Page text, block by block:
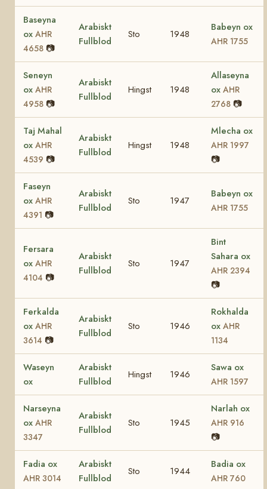
Baseyna
ox AHR
4658 📷
Arabiskt
Fullblod
Sto 1948
Babeyn ox
AHR 1755
Seneyn
ox AHR
4958 📷
Arabiskt
Fullblod
Hingst 1948
Allaseyna
ox AHR
2768 📷
Taj Mahal
ox AHR
4539 📷
Arabiskt
Fullblod
Hingst 1948
Mlecha ox
AHR 1997
📷
Faseyn
ox AHR
4391 📷
Arabiskt
Fullblod
Sto 1947
Babeyn ox
AHR 1755
Fersara
ox AHR
4104 📷
Arabiskt
Fullblod
Sto 1947
Bint
Sahara ox
AHR 2394
📷
Ferkalda
ox AHR
3614 📷
Arabiskt
Fullblod
Sto 1946
Rokhalda
ox AHR
1134
Waseyn
ox
Arabiskt
Fullblod
Hingst 1946
Sawa ox
AHR 1597
Narseyna
ox AHR
3347
Arabiskt
Fullblod
Sto 1945
Narlah ox
AHR 916
📷
Fadia ox
AHR 3014
Arabiskt
Fullblod
Sto 1944
Badia ox
AHR 760